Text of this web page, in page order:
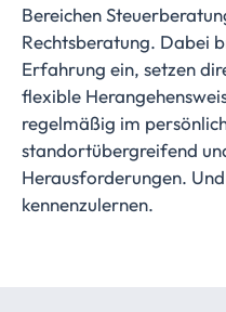
Bereichen
Rechtsberatung. Dabei
Erfahrung ein, setzen
flexible
regelmäßig im
standortübergreifend
Herausforderungen.
kennenzulernen.